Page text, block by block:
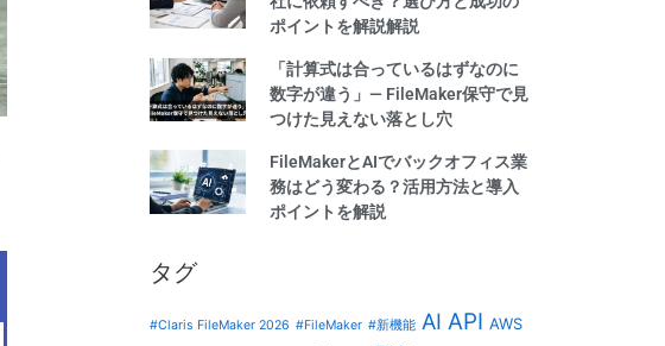
ポイントを解説解説
「計算式は合っているはずなのに
数字が違う」— FileMaker保守で見
つけた見えない落とし穴
FileMakerとAIでバックオフィス業
務はどう変わる？活用方法と導入
ポイントを解説
タグ
#Claris FileMaker 2026 #FileMaker #新機能 AI API AWS